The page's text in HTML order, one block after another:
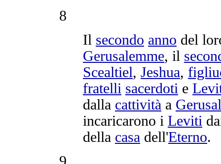
8
Il secondo anno del
Gerusalemme, il
Scealtiel, Jeshua,
fratelli sacerdoti e
dalla cattività a
incaricarono i Leviti
della casa dell'Eterno.